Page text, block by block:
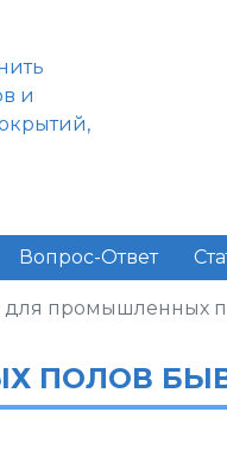
и
Вопрос-Ответ
промышленных
ПОЛОВ